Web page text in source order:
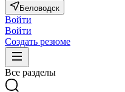
Беловодск
Войти
Войти
Создать резюме
Все разделы